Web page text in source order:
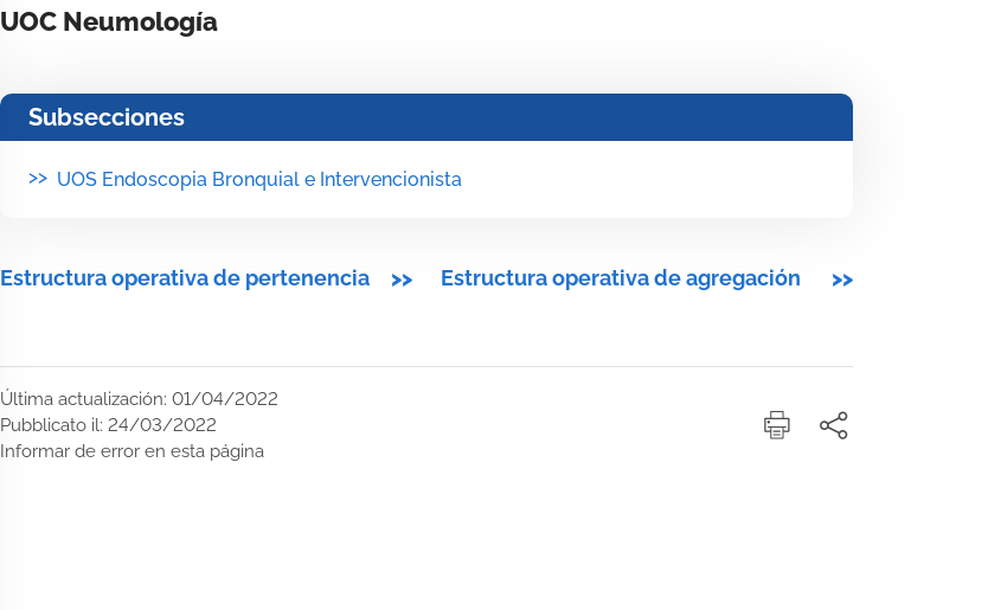
UOC Neumología
Subsecciones
>> UOS Endoscopia Bronquial e Intervencionista
Estructura operativa de pertenencia >> Estructura operativa de agregación >>
Última actualización: 01/04/2022
Pubblicato il: 24/03/2022
Informar de error en esta página